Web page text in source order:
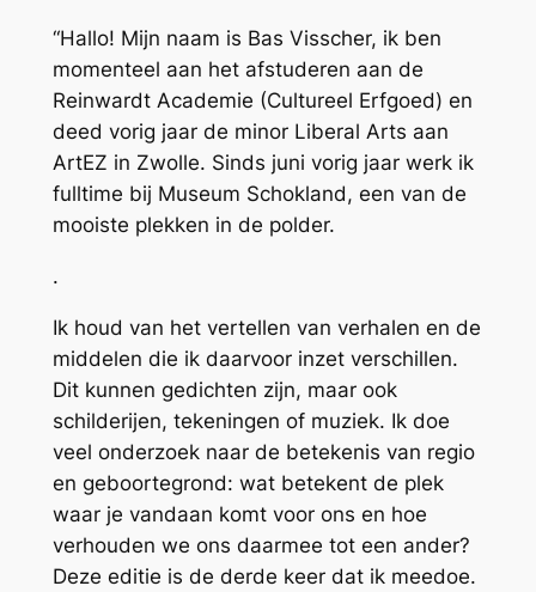
“Hallo! Mijn naam is Bas Visscher, ik ben
momenteel aan het afstuderen aan de
Reinwardt Academie (Cultureel Erfgoed) en
deed vorig jaar de minor Liberal Arts aan
ArtEZ in Zwolle. Sinds juni vorig jaar werk ik
fulltime bij Museum Schokland, een van de
mooiste plekken in de polder.
.
Ik houd van het vertellen van verhalen en de
middelen die ik daarvoor inzet verschillen.
Dit kunnen gedichten zijn, maar ook
schilderijen, tekeningen of muziek. Ik doe
veel onderzoek naar de betekenis van regio
en geboortegrond: wat betekent de plek
waar je vandaan komt voor ons en hoe
verhouden we ons daarmee tot een ander?
Deze editie is de derde keer dat ik meedoe.